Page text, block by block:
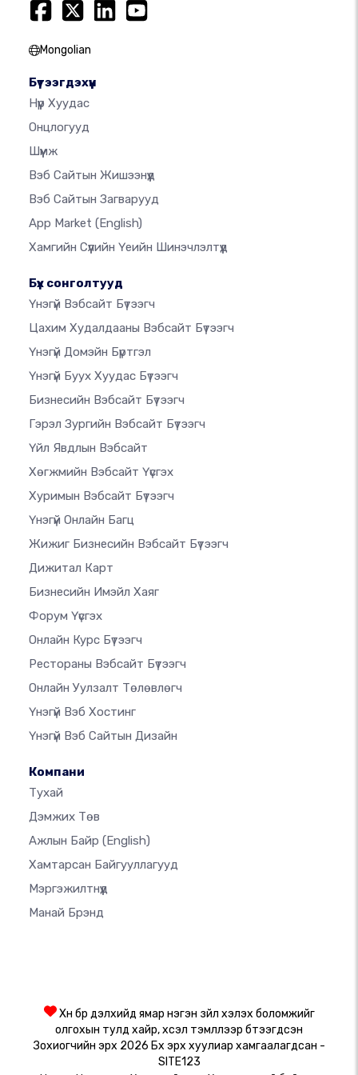
Mongolian
Бүтээгдэхүүн
Нүүр Хуудас
Онцлогууд
Шүүмж
Вэб Сайтын Жишээнүүд
Вэб Сайтын Загварууд
App Market (English)
Хамгийн Сүүлийн Үеийн Шинэчлэлтүүд
Бүх сонголтууд
Үнэгүй Вэбсайт Бүтээгч
Цахим Худалдааны Вэбсайт Бүтээгч
Үнэгүй Домэйн Бүртгэл
Үнэгүй Буух Хуудас Бүтээгч
Бизнесийн Вэбсайт Бүтээгч
Гэрэл Зургийн Вэбсайт Бүтээгч
Үйл Явдлын Вэбсайт
Хөгжмийн Вэбсайт Үүсгэх
Хуримын Вэбсайт Бүтээгч
Үнэгүй Онлайн Багц
Жижиг Бизнесийн Вэбсайт Бүтээгч
Дижитал Карт
Бизнесийн Имэйл Хаяг
Форум Үүсгэх
Онлайн Курс Бүтээгч
Рестораны Вэбсайт Бүтээгч
Онлайн Уулзалт Төлөвлөгч
Үнэгүй Вэб Хостинг
Үнэгүй Вэб Сайтын Дизайн
Компани
Тухай
Дэмжих Төв
Ажлын Байр (English)
Хамтарсан Байгууллагууд
Мэргэжилтнүүд
Манай Брэнд
Хүн бүр дэлхийд ямар нэгэн зүйл хэлэх боломжийг
олгохын тулд хайр, хүсэл тэмүүллээр бүтээгдсэн
Зохиогчийн эрх 2026 Бүх эрх хуулиар хамгаалагдсан -
SITE123